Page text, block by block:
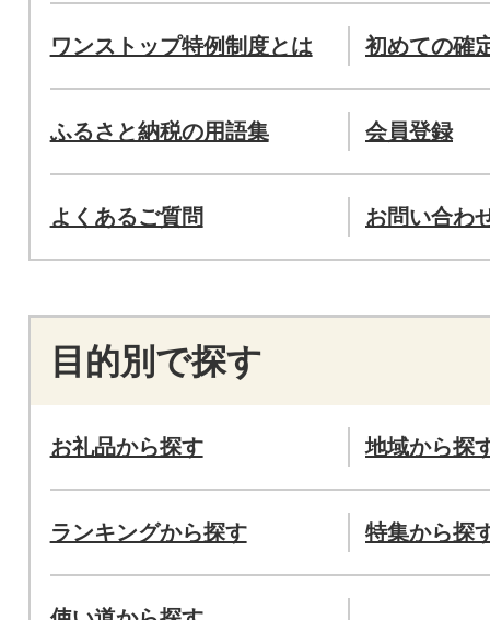
ワンストップ特例制度とは 初めての確
ふるさと納税の用語集 会員登録
よくあるご質問 お問い合わ
目的別で探す
お礼品から探す 地域から探
ランキングから探す 特集から探